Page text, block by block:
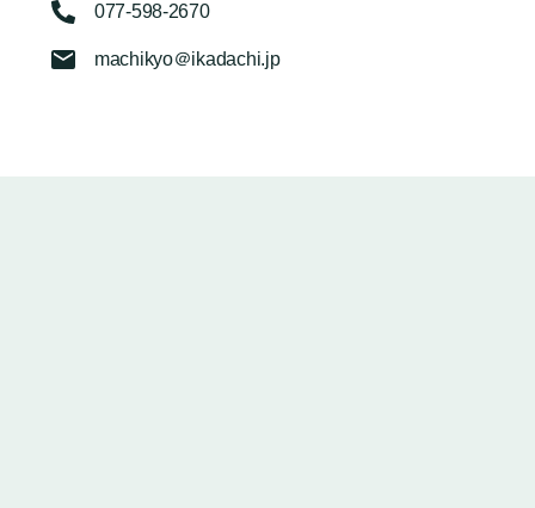
077-598-2670
machikyo＠ikadachi.jp